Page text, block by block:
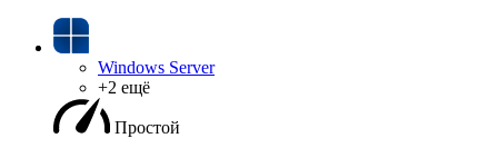
Windows Server
+2 ещё
Простой